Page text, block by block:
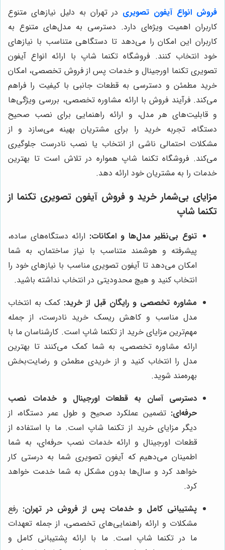
فروش انواع آیفون تصویری در تهران به دلیل نیازهای متنوع
کاربران اهمیت ویژه‌ای دارد. دسترسی به مدل‌های متنوع به
کاربران این امکان را می‌دهد تا دستگاهی متناسب با نیازهای
خود انتخاب کنند. فروشگاه تکنما شاپ با ارائه انواع آیفون
تصویری تکنما اورجینال و خدمات پس از فروش تخصصی، امکان
خرید مطمئن و دسترسی به قطعات جانبی با کیفیت را فراهم
می‌کند. فرآیند فروش با ارائه مشاوره تخصصی، بررسی ویژگی‌ها
و قابلیت‌های هر مدل، و ارائه راهنمایی برای نصب صحیح
دستگاه، تجربه خرید را برای مشتریان بهینه می‌سازد و از
مشکلات احتمالی ناشی از انتخاب یا نصب نادرست جلوگیری
می‌کند. فروشگاه تکنما شاپ همواره در تلاش است تا بهترین
خدمات را به مشتریان خود ارائه دهد.
مزایای بی‌شمار خرید و فروش آیفون تصویری تکنما از
تکنما شاپ
تنوع بی‌نظیر مدل‌ها و امکانات: ارائه دستگاه‌های ساده،
پیشرفته و هوشمند متناسب با نیاز ساختمان، به شما
امکان می‌دهد تا آیفون تصویری مناسب با نیازهای خود را
انتخاب کنید و هیچ محدودیتی در انتخاب نداشته باشید.
مشاوره تخصصی و رایگان قبل از خرید: کمک به انتخاب
مدل مناسب و کاهش ریسک خرید نادرست، از جمله
مهم‌ترین مزایای خرید از تکنما شاپ است. کارشناسان ما با
ارائه مشاوره تخصصی، به شما کمک می‌کنند تا بهترین
مدل را انتخاب کنید و از خریدی مطمئن و رضایت‌بخش
بهره‌مند شوید.
دسترسی آسان به قطعات اورجینال و خدمات نصب
حرفه‌ای: تضمین عملکرد صحیح و طول عمر دستگاه، از
دیگر مزایای خرید از تکنما شاپ است. ما با استفاده از
قطعات اورجینال و ارائه خدمات نصب حرفه‌ای، به شما
اطمینان می‌دهیم که آیفون تصویری شما به درستی کار
خواهد کرد و سال‌ها بدون مشکل به شما خدمت خواهد
کرد.
پشتیبانی کامل و خدمات پس از فروش در تهران: رفع
مشکلات و ارائه راهنمایی‌های تخصصی، از جمله تعهدات
ما در تکنما شاپ است. ما با ارائه پشتیبانی کامل و